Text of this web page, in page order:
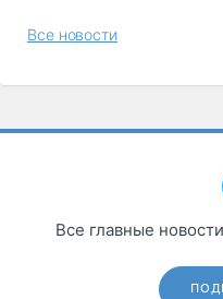
Все новости
Все главные